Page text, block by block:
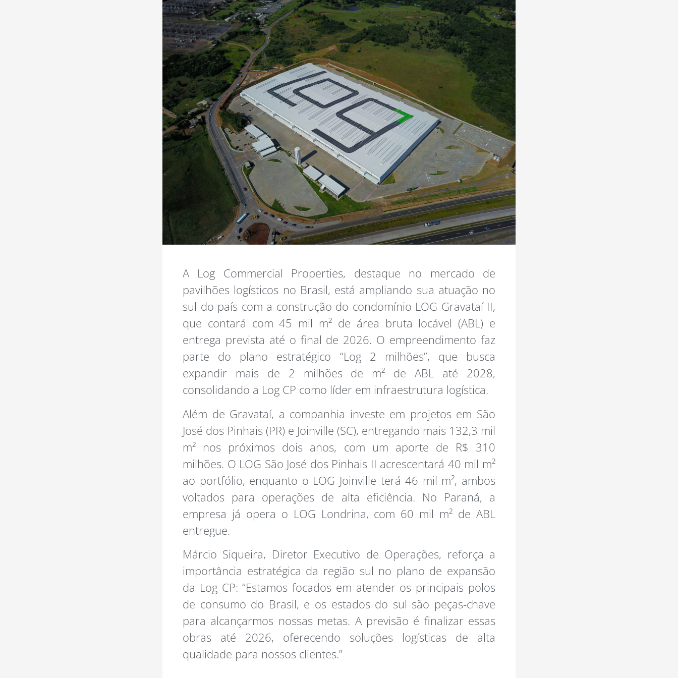
A Log Commercial Properties, destaque no mercado de
pavilhões logísticos no Brasil, está ampliando sua atuação no
sul do país com a construção do condomínio LOG Gravataí II,
que contará com 45 mil m² de área bruta locável (ABL) e
entrega prevista até o final de 2026. O empreendimento faz
parte do plano estratégico “Log 2 milhões”, que busca
expandir mais de 2 milhões de m² de ABL até 2028,
consolidando a Log CP como líder em infraestrutura logística.
Além de Gravataí, a companhia investe em projetos em São
José dos Pinhais (PR) e Joinville (SC), entregando mais 132,3 mil
m² nos próximos dois anos, com um aporte de R$ 310
milhões. O LOG São José dos Pinhais II acrescentará 40 mil m²
ao portfólio, enquanto o LOG Joinville terá 46 mil m², ambos
voltados para operações de alta eficiência. No Paraná, a
empresa já opera o LOG Londrina, com 60 mil m² de ABL
entregue.
Márcio Siqueira, Diretor Executivo de Operações, reforça a
importância estratégica da região sul no plano de expansão
da Log CP: “Estamos focados em atender os principais polos
de consumo do Brasil, e os estados do sul são peças-chave
para alcançarmos nossas metas. A previsão é finalizar essas
obras até 2026, oferecendo soluções logísticas de alta
qualidade para nossos clientes.”